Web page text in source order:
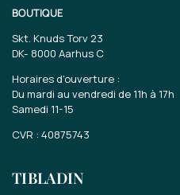
BOUTIQUE
Skt. Knuds Torv 23
DK- 8000 Aarhus C
Horaires d'ouverture :
Du mardi au vendredi de 11h à 17h
Samedi 11-15
CVR : 40875743
TIBLADIN